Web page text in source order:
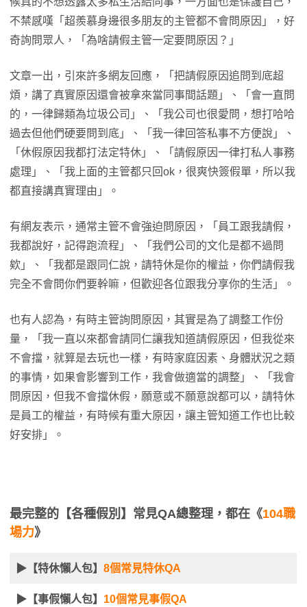
不禁感嘆「超羨慕身邊很多朋友的主管都不會問原因」，好
奇詢問眾人，「為啥請假主管一定要問原因？」
文章一出，引來許多網友回應，「把請假原因追問到底超
煩，講了真實原因還會被拿來當同事間話題」、「會一直問
的，一律歸類為垃圾公司」、「我公司也很愛問，想打哈哈
過去但他們硬要問到底」、「我一律回答私事不方便說」、
「休假原因我都打法定特休」、「請假原因一律打私人事務
處理」、「我上面的主管都只回ok，很爽快簽假單，所以我
都直接講真實理由」。
有網友表示，通常主管不會強迫問原因，「員工跟我請假，
我都說好，記得跑流程」、「我們公司的文化是都不過問
欸」、「我都是跟同仁說，請特休是你的權益，你們請假我
完全不會問你們要幹嘛，但歡迎各位跟我分享你的生活」。
也有人認為，有時主管詢問原因，其實是為了調整工作份
量，「我一直以來都會請同仁讓我知道請假原因，但我從來
不會擋，就算是去玩也一樣，有時家庭因素、身體狀況之類
的事情，如果會影響到工作，我會做適當的調整」、「我會
問原因，但我不會擋休假，願意或不願意說都可以，請特休
是員工的權益，有時候有重大原因，讓主管知道工作也比較
好安排」。
最完整的【各種假別】常見QA總整理，都在《104職
場力》
▶【特休懶人包】 8個常見特休QA
▶【事假懶人包】 10個常見事假QA